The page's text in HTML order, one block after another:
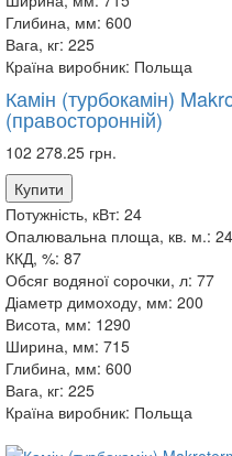
Глибина, мм: 600
Вага, кг: 225
Країна виробник: Польща
Камін (турбокамін)
(правосторонній)
102 278.25 грн.
Купити
Потужність, кВт: 24
Опалювальна площа, кв. м.:
ККД, %: 87
Обсяг водяної сорочки, л: 77
Діаметр димоходу, мм: 200
Висота, мм: 1290
Ширина, мм: 715
Глибина, мм: 600
Вага, кг: 225
Країна виробник: Польща